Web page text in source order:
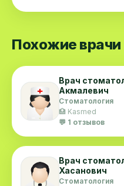
Похожие врачи
Врач
Акмалевич
Стоматология
🏥 Kasmed
💬 1 отзывов
Врач
Хасанович
Стоматология